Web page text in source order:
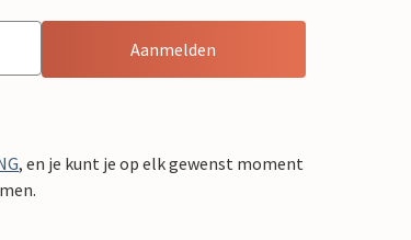
Aanmelden
, en je kunt je op elk gewenst moment